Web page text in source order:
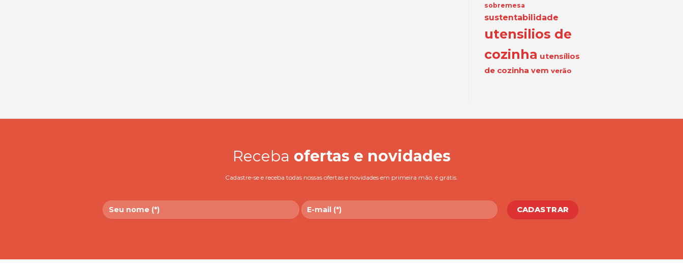
sobremesa
sustentabilidade
utensilios de
cozinha utensílios
de cozinha vem verão
Receba ofertas e novidades
Cadastre-se e receba todas nossas ofertas e novidades em primeira mão, é grátis.